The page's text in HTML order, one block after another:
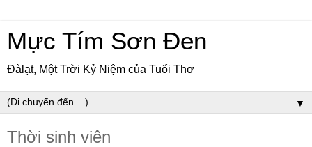
Mực Tím Sơn Đen
Đàlạt, Một Trời Kỷ Niệm của Tuổi Thơ
▼
Thời sinh viên